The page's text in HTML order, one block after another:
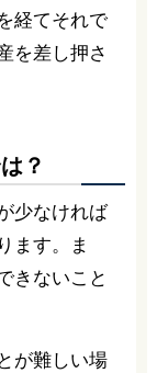
経てそれで
を差し押さ
？
少なければ
ます。ま
きないこと
が難しい場